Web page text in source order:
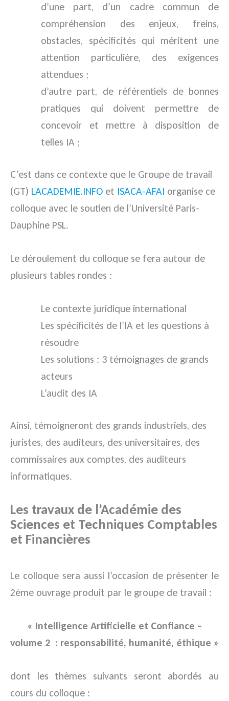
d’une part, d’un cadre commun de
compréhension des enjeux, freins,
obstacles, spécificités qui méritent une
attention particulière, des exigences
attendues ;
d’autre part, de référentiels de bonnes
pratiques qui doivent permettre de
concevoir et mettre à disposition de
telles IA ;
C’est dans ce contexte que le Groupe de travail
(GT) LACADEMIE.INFO et ISACA-AFAI organise ce
colloque avec le soutien de l’Université Paris-
Dauphine PSL.
Le déroulement du colloque se fera autour de
plusieurs tables rondes :
Le contexte juridique international
Les spécificités de l’IA et les questions à
résoudre
Les solutions : 3 témoignages de grands
acteurs
L’audit des IA
Ainsi, témoigneront des grands industriels, des
juristes, des auditeurs, des universitaires, des
commissaires aux comptes, des auditeurs
informatiques.
Les travaux de l’Académie des
Sciences et Techniques Comptables
et Financières
Le colloque sera aussi l’occasion de présenter le
2ème ouvrage produit par le groupe de travail :
« Intelligence Artificielle et Confiance –
volume 2 : responsabilité, humanité, éthique »
dont les thèmes suivants seront abordés au
cours du colloque :